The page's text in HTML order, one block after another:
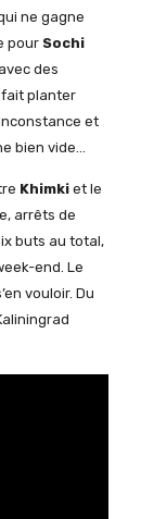
ne gagne
pour Sochi
des
fait planter
et
bien vide…
Khimkiet le
arrêts de
buts au total,
end. Le
vouloir. Du